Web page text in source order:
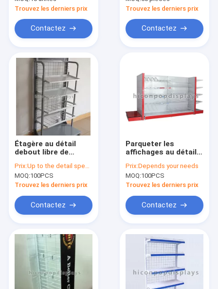
Trouvez les derniers prix
Contactez
Trouvez les derniers prix
Contactez
Étagère au détail
debout libre de
de rayonnage en
métal de la publicité
de couche
Prix:Up to the detail specification
MOQ:100PCS
Trouvez les derniers prix
Contactez
Parqueter les
affichages au détail
gondole de 4
couches pour le
supermarché
Prix:Depends your needs
MOQ:100PCS
Trouvez les derniers prix
Contactez